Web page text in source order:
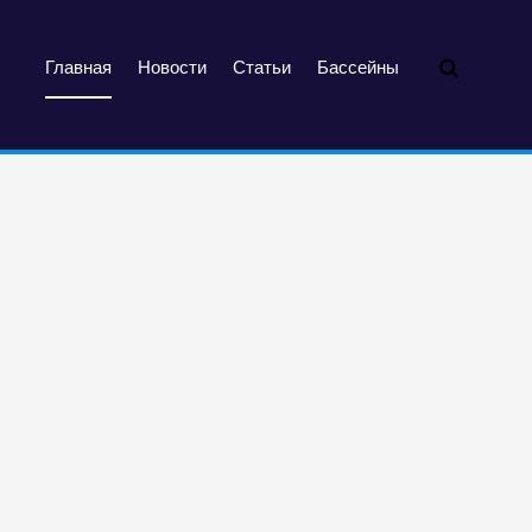
Главная Новости Статьи Бассейны